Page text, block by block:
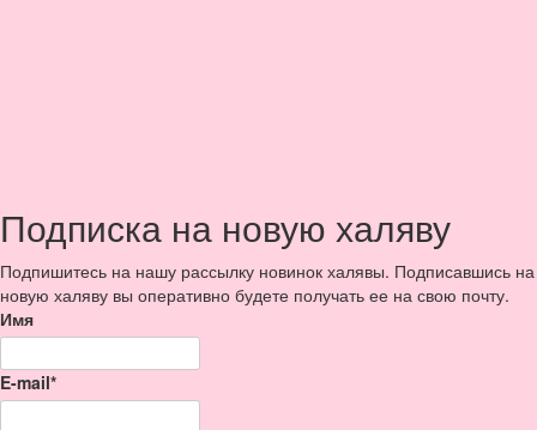
Подписка на новую халяву
Подпишитесь на нашу рассылку новинок халявы. Подписавшись на
новую халяву вы оперативно будете получать ее на свою почту.
Имя
E-mail*